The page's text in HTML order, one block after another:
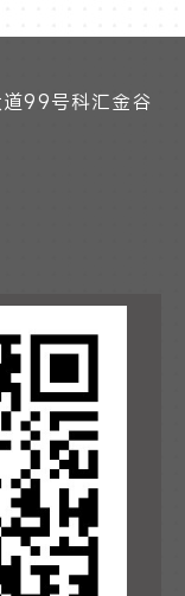
99号科汇金谷